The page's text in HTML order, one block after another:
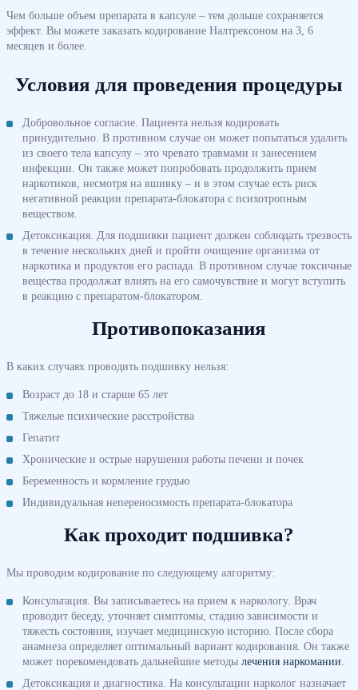
Чем больше объем препарата в капсуле – тем дольше сохраняется
эффект. Вы можете заказать кодирование Налтрексоном на 3, 6
месяцев и более.
Условия для проведения процедуры
Добровольное согласие. Пациента нельзя кодировать
принудительно. В противном случае он может попытаться удалить
из своего тела капсулу – это чревато травмами и занесением
инфекции. Он также может попробовать продолжить прием
наркотиков, несмотря на вшивку – и в этом случае есть риск
негативной реакции препарата-блокатора с психотропным
веществом.
Детоксикация. Для подшивки пациент должен соблюдать трезвость
в течение нескольких дней и пройти очищение организма от
наркотика и продуктов его распада. В противном случае токсичные
вещества продолжат влиять на его самочувствие и могут вступить
в реакцию с препаратом-блокатором.
Противопоказания
В каких случаях проводить подшивку нельзя:
Возраст до 18 и старше 65 лет
Тяжелые психические расстройства
Гепатит
Хронические и острые нарушения работы печени и почек
Беременность и кормление грудью
Индивидуальная непереносимость препарата-блокатора
Как проходит подшивка?
Мы проводим кодирование по следующему алгоритму:
Консультация. Вы записываетесь на прием к наркологу. Врач
проводит беседу, уточняет симптомы, стадию зависимости и
тяжесть состояния, изучает медицинскую историю. После сбора
анамнеза определяет оптимальный вариант кодирования. Он также
может порекомендовать дальнейшие методы лечения наркомании
Детоксикация и диагностика. На консультации нарколог назначает